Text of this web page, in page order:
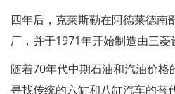
四年后，克莱斯勒在阿德莱德南
厂，并于1971年开始制造由三菱
随着70年代中期石油和汽油价格
寻找传统的六缸和八缸汽车的替